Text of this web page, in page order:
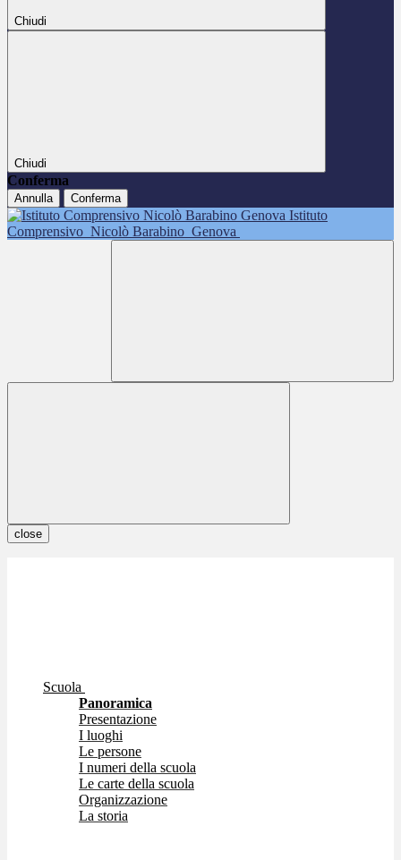
Chiudi
Chiudi
Conferma
Annulla Conferma
Istituto
Comprensivo Nicolò Barabino Genova
close
Scuola
Panoramica
Presentazione
I luoghi
Le persone
I numeri della scuola
Le carte della scuola
Organizzazione
La storia